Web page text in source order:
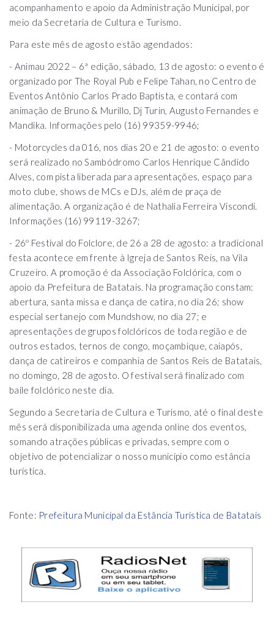
acompanhamento e apoio da Administração Municipal, por
meio da Secretaria de Cultura e Turismo.
Para este mês de agosto estão agendados:
- Animau 2022 – 6ª edição, sábado, 13 de agosto: o evento é
organizado por The Royal Pub e Felipe Tahan, no Centro de
Eventos Antônio Carlos Prado Baptista, e contará com
animação de Bruno & Murillo, Dj Turin, Augusto Fernandes e
Mandika. Informações pelo (16) 99359-9946;
- Motorcycles da 016, nos dias 20 e 21 de agosto: o evento
será realizado no Sambódromo Carlos Henrique Cândido
Alves, com pista liberada para apresentações, espaço para
moto clube, shows de MCs e DJs, além de praça de
alimentação. A organização é de Nathalia Ferreira Viscondi.
Informações (16) 99119-3267;
- 26º Festival do Folclore, de 26 a 28 de agosto: a tradicional
festa acontece em frente à Igreja de Santos Reis, na Vila
Cruzeiro. A promoção é da Associação Folclórica, com o
apoio da Prefeitura de Batatais. Na programação constam:
abertura, santa missa e dança de catira, no dia 26; show
especial sertanejo com Mundshow, no dia 27; e
apresentações de grupos folclóricos de toda região e de
outros estados, ternos de congo, moçambique, caiapós,
dança de catireiros e companhia de Santos Reis de Batatais,
no domingo, 28 de agosto. O festival será finalizado com
baile folclórico neste dia.
Segundo a Secretaria de Cultura e Turismo, até o final deste
mês será disponibilizada uma agenda online dos eventos,
somando atrações públicas e privadas, sempre com o
objetivo de potencializar o nosso município como estância
turística.
Fonte: Prefeitura Municipal da Estância Turística de Batatais